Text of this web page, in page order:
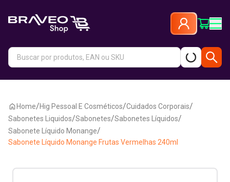
Home/Hig Pessoal E Cosméticos/Cuidados Corporais/
Sabonetes Liquidos/Sabonetes/Sabonetes Líquidos/
Sabonete Líquido Monange/
Sabonete Líquido Monange Frutas Vermelhas 240ml